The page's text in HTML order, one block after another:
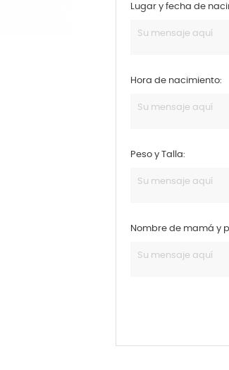
Lugar y fecha de
Hora de nacimiento:
Peso y Talla:
Nombre de mamá y